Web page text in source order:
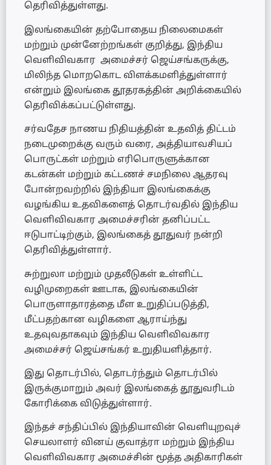
தெரிவித்துள்ளது.
இலங்கையின் தற்போதைய நிலைமைகள்
மற்றும் முன்னேற்றங்கள் குறித்து, இந்திய
வெளிவிவகார அமைச்சர் ஜெய்சங்கருக்கு,
மிலிந்த மொறகொட விளக்கமளித்துள்ளார்
என்றும் இலங்கை தூதரகத்தின் அறிக்கையில்
தெரிவிக்கப்பட்டுள்ளது.
சர்வதேச நாணய நிதியத்தின் உதவித் திட்டம்
நடைமுறைக்கு வரும் வரை, அத்தியாவசியப்
பொருட்கள் மற்றும் எரிபொருளுக்கான
கடன்கள் மற்றும் கட்டணச் சமநிலை ஆதரவு
போன்றவற்றில் இந்தியா இலங்கைக்கு
வழங்கிய உதவிகளைத் தொடர்வதில் இந்திய
வெளிவிவகார அமைச்சரின் தனிப்பட்ட
ஈடுபாட்டிற்கும், இலங்கைத் தூதுவர் நன்றி
தெரிவித்துள்ளார்.
சுற்றுலா மற்றும் முதலீடுகள் உள்ளிட்ட
வழிமுறைகள் ஊடாக, இலங்கையின்
பொருளாதாரத்தை மீள உறுதிப்படுத்தி,
மீட்பதற்கான வழிகளை ஆராய்ந்து
உதவுவதாகவும் இந்திய வெளிவிவகார
அமைச்சர் ஜெய்சங்கர் உறுதியளித்தார்.
இது தொடர்பில், தொடர்ந்தும் தொடர்பில்
இருக்குமாறும் அவர் இலங்கைத் தூதுவரிடம்
கோரிக்கை விடுத்துள்ளார்.
இந்தச் சந்திப்பில் இந்தியாவின் வெளியுறவுச்
செயலாளர் வினய் குவாத்ரா மற்றும் இந்திய
வெளிவிவகார அமைச்சின் மூத்த அதிகாரிகள்